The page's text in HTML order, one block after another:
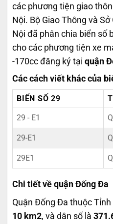
các phương tiện giao
Nội. Bộ Giao Thông và
Nội đã phân chia biển số
cho các phương tiện xe
-170cc đăng ký tại quận
Các cách viết khác của
BIỂN SỐ 29
29 - E1
29-E1
29E1
Chi tiết về quận Đống Đa
Quận Đống Đa thuộc
10 km2, và dân số là